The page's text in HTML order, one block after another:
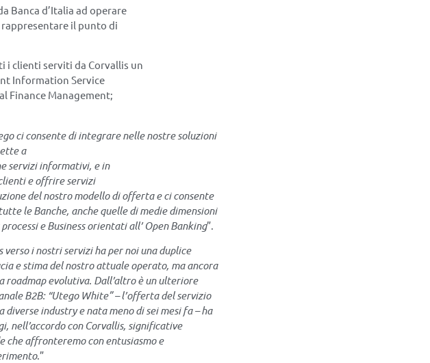
Banca d’Italia ad operare
il punto di
i clienti serviti da Corvallis un
Information Service
Finance Management;
ci consente di integrare nelle nostre soluzioni
a
servizi informativi, e in
e offrire servizi
del nostro modello di offerta e ci consente
le Banche, anche quelle di medie dimensioni
e Business orientati all’ Open Banking”.
verso i nostri servizi ha per noi una duplice
e stima del nostro attuale operato, ma ancora
roadmap evolutiva. Dall’altro è un ulteriore
B2B: “Utego White” – l’offerta del servizio
industry e nata meno di sei mesi fa – ha
con Corvallis, significative
affronteremo con entusiasmo e
.”